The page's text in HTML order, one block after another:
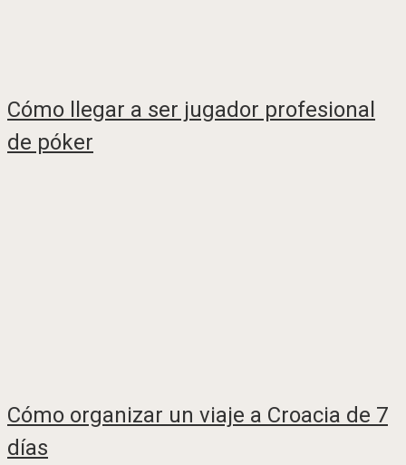
Cómo llegar a ser jugador profesional
de póker
Cómo organizar un viaje a Croacia de 7
días